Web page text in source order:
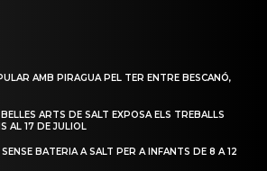
AMB PIRAGUA PEL TER ENTRE BESCANÓ,
ARTS DE SALT EXPOSA ELS TREBALLS
AL 17 DE JULIOL
BATERIA A SALT PER A INFANTS DE 8 A 12